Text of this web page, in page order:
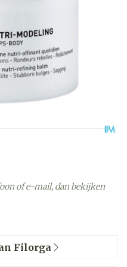
of e-mail, dan bekijken
Filorga